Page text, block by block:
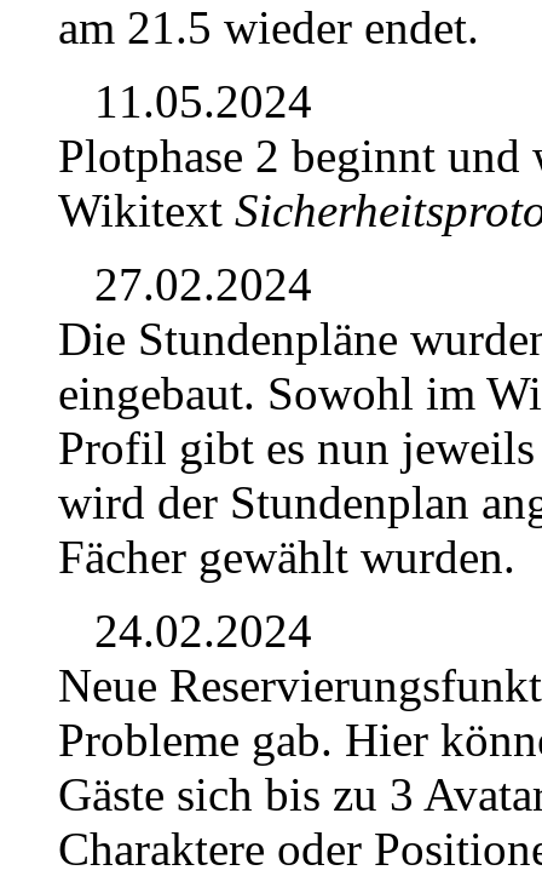
am 21.5 wieder endet.
11.05.2024
Plotphase 2 beginnt und
Wikitext
27.02.2024
Die Stundenpläne
eingebaut. Sowohl im
Profil gibt es nun
wird der Stundenplan
Fächer gewählt wurden.
24.02.2024
Neue
Probleme gab. Hier
Gäste sich bis zu 3
Charaktere oder